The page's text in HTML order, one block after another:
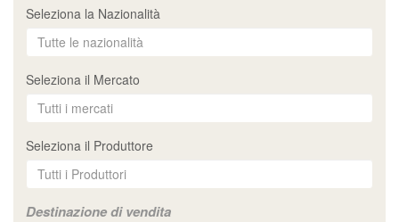
Seleziona la Nazionalità
Seleziona il Mercato
Seleziona il Produttore
Destinazione di vendita